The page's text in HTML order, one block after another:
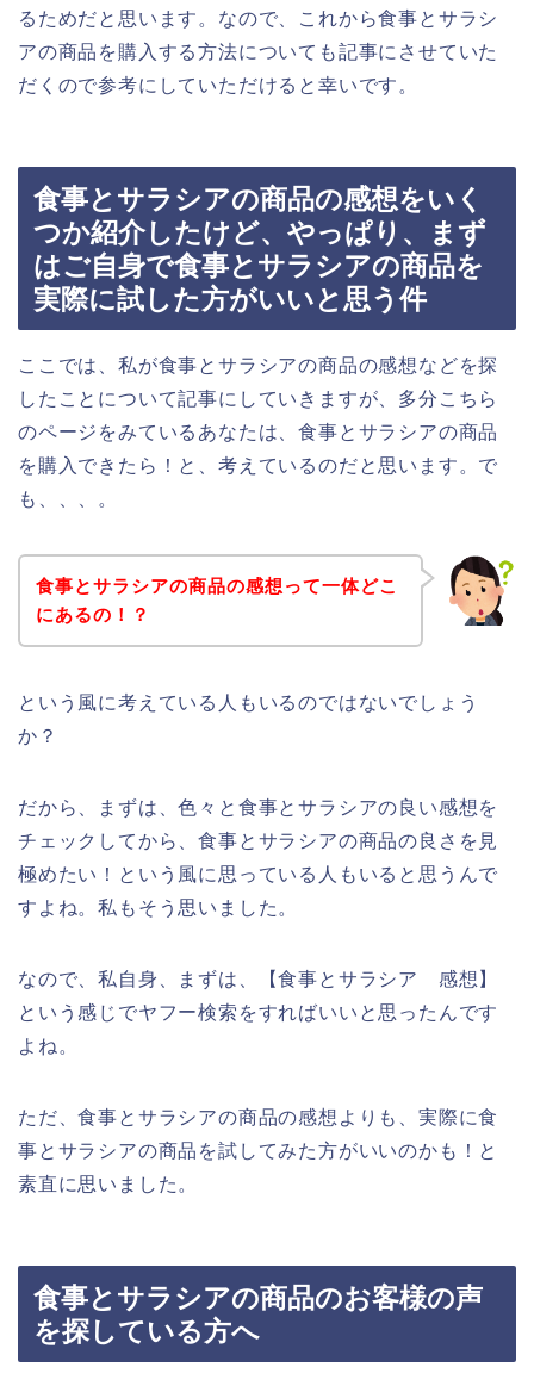
るためだと思います。なので、これから食事とサラシ
アの商品を購入する方法についても記事にさせていた
だくので参考にしていただけると幸いです。
食事とサラシアの商品の感想をいく
つか紹介したけど、やっぱり、まず
はご自身で食事とサラシアの商品を
実際に試した方がいいと思う件
ここでは、私が食事とサラシアの商品の感想などを探
したことについて記事にしていきますが、多分こちら
のページをみているあなたは、食事とサラシアの商品
を購入できたら！と、考えているのだと思います。で
も、、、。
食事とサラシアの商品の感想って一体どこ
にあるの！？
という風に考えている人もいるのではないでしょう
か？
だから、まずは、色々と食事とサラシアの良い感想を
チェックしてから、食事とサラシアの商品の良さを見
極めたい！という風に思っている人もいると思うんで
すよね。私もそう思いました。
なので、私自身、まずは、【食事とサラシア 感想】
という感じでヤフー検索をすればいいと思ったんです
よね。
ただ、食事とサラシアの商品の感想よりも、実際に食
事とサラシアの商品を試してみた方がいいのかも！と
素直に思いました。
食事とサラシアの商品のお客様の声
を探している方へ